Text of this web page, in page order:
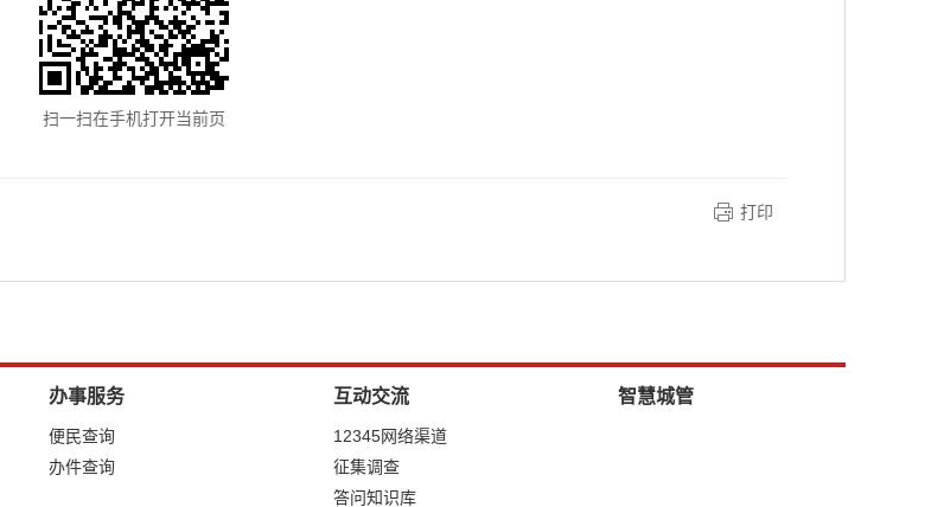
扫一扫在手机打开当前页
打印
办事服务
便民查询
办件查询
互动交流
12345网络渠道
征集调查
答问知识库
智慧城管